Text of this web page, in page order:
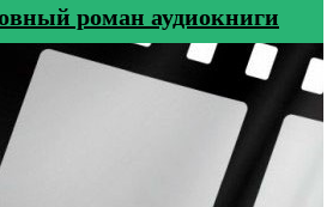
роман аудиокниги